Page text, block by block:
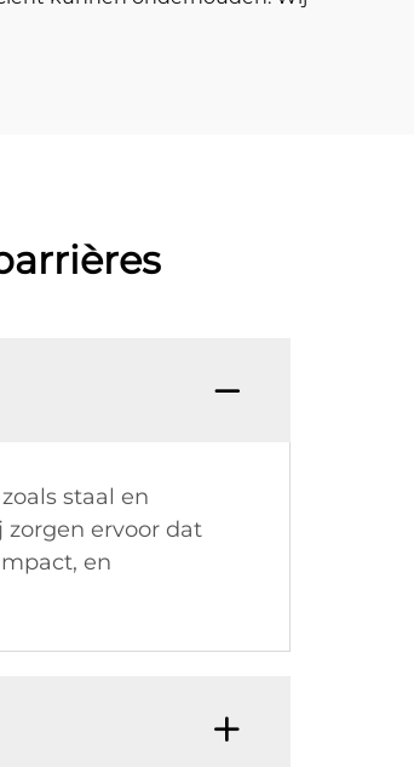
staal en
ervoor dat
en